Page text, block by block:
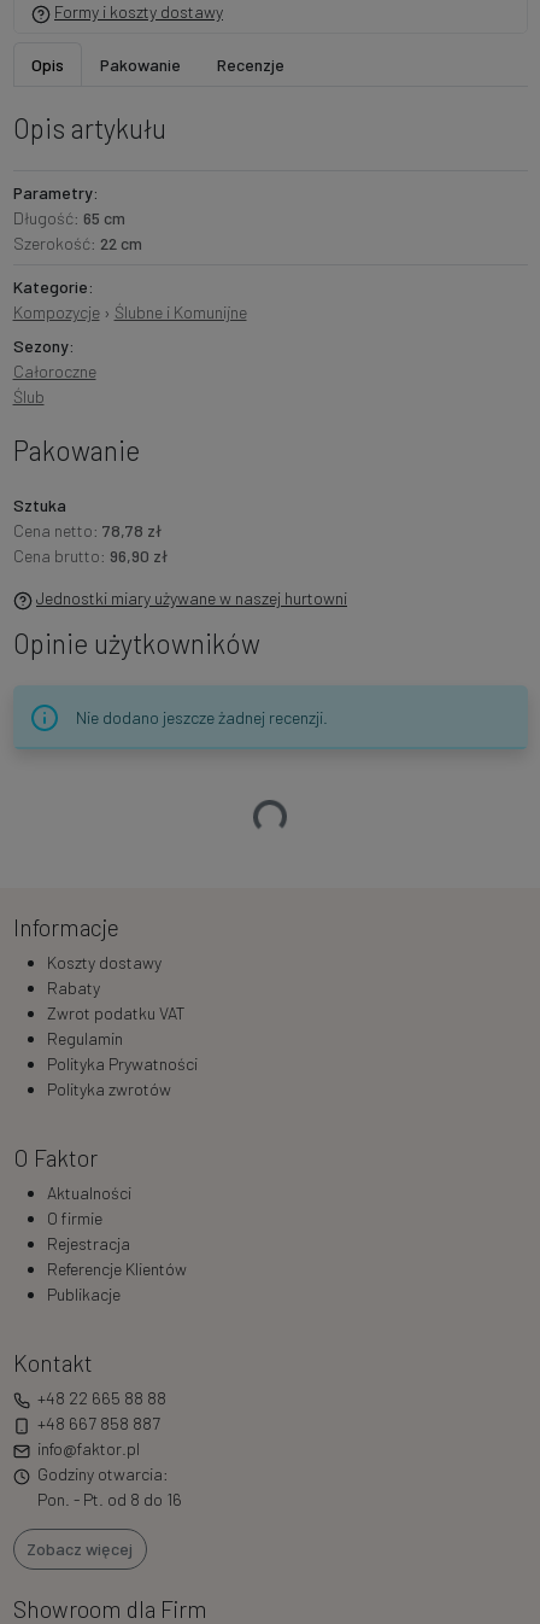
Formy i koszty dostawy
Opis Pakowanie Recenzje
Opis artykułu
Parametry:
Długość: 65 cm
Szerokość: 22 cm
Kategorie:
Kompozycje› Ślubne i Komunijne
Sezony:
Całoroczne
Ślub
Pakowanie
Sztuka
Cena netto: 78,78 zł
Cena brutto: 96,90 zł
Jednostki miary używane w naszej hurtowni
Opinie użytkowników
Nie dodano jeszcze żadnej recenzji.
Ładowanie…
Informacje
Koszty dostawy
Rabaty
Zwrot podatku VAT
Regulamin
Polityka Prywatności
Polityka zwrotów
O Faktor
Aktualności
O firmie
Rejestracja
Referencje Klientów
Publikacje
Kontakt
+48 22 665 88 88
+48 667 858 887
info@faktor.pl
Godziny otwarcia:
Pon. - Pt. od 8 do 16
Zobacz więcej
Showroom dla Firm